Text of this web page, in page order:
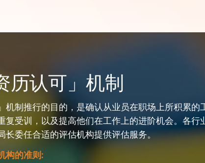
历认可」机制
机制推行的目的，是确认从业员在职场上所积累
复受训，以及提高他们在工作上的进阶机会。各
长委任合适的评估机构提供评估服务。
构的准则: